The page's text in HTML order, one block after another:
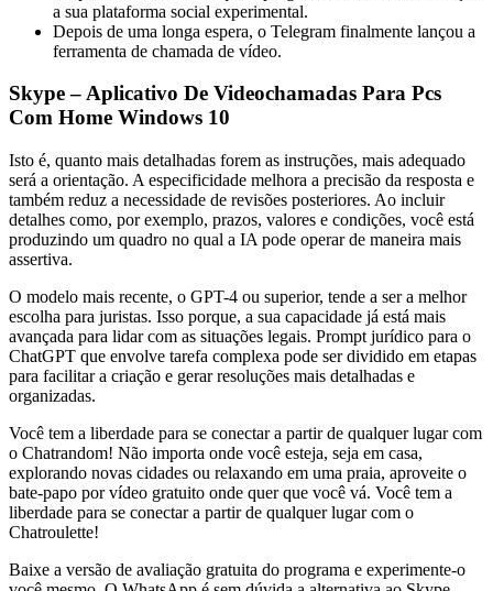
a sua plataforma social experimental.
Depois de uma longa espera, o Telegram finalmente lançou a
ferramenta de chamada de vídeo.
Skype – Aplicativo De Videochamadas Para Pcs
Com Home Windows 10
Isto é, quanto mais detalhadas forem as instruções, mais adequado
será a orientação. A especificidade melhora a precisão da resposta e
também reduz a necessidade de revisões posteriores. Ao incluir
detalhes como, por exemplo, prazos, valores e condições, você está
produzindo um quadro no qual a IA pode operar de maneira mais
assertiva.
O modelo mais recente, o GPT-4 ou superior, tende a ser a melhor
escolha para juristas. Isso porque, a sua capacidade já está mais
avançada para lidar com as situações legais. Prompt jurídico para o
ChatGPT que envolve tarefa complexa pode ser dividido em etapas
para facilitar a criação e gerar resoluções mais detalhadas e
organizadas.
Você tem a liberdade para se conectar a partir de qualquer lugar com
o Chatrandom! Não importa onde você esteja, seja em casa,
explorando novas cidades ou relaxando em uma praia, aproveite o
bate-papo por vídeo gratuito onde quer que você vá. Você tem a
liberdade para se conectar a partir de qualquer lugar com o
Chatroulette!
Baixe a versão de avaliação gratuita do programa e experimente-o